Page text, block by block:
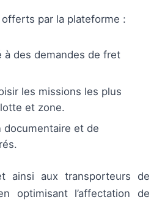
par la plateforme :
à des demandes de fret
les missions les plus
et zone.
documentaire et de
ainsi aux transporteurs de
optimisant l’affectation de